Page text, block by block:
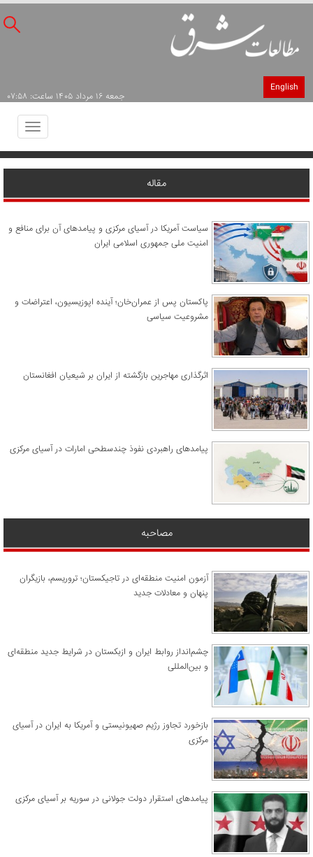
English
جمعه ۱۶ مرداد ۱۴۰۵ ساعت: ۰۷:۵۸
Toggle
مقاله
سیاست آمریکا در آسیای مرکزی و پیامدهای آن برای منافع و
امنیت ملی جمهوری اسلامی ایران
پاکستان پس از عمران‌خان؛ آینده اپوزیسیون، اعتراضات و
مشروعیت سیاسی
اثرگذاری مهاجرین بازگشته از ایران بر شیعیان افغانستان
پیامدهای راهبردی نفوذ چندسطحی امارات در آسیای مرکزی
مصاحبه
آزمون امنیت منطقه‌ای در تاجیکستان؛ تروریسم، بازیگران
پنهان و معادلات جدید
چشم‌انداز روابط ایران و ازبکستان در شرایط جدید منطقه‌ای
و بین‌المللی
​بازخورد تجاوز رژیم صهیونیستی و آمریکا به ایران در آسیای
مرکزی
پیامدهای استقرار دولت جولانی در سوریه بر آسیای مرکزی